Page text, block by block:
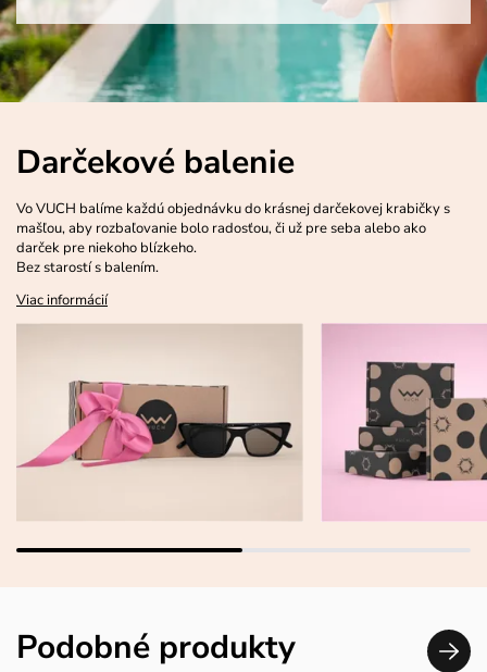
Darčekové balenie
Vo VUCH balíme každú objednávku do krásnej darčekovej krabičky s
mašľou, aby rozbaľovanie bolo radosťou, či už pre seba alebo ako
darček pre niekoho blízkeho.
Bez starostí s balením.
Viac informácií
Podobné produkty